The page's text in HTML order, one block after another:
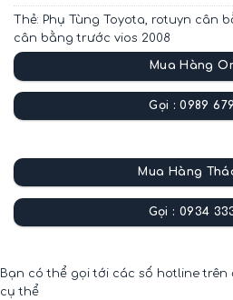
Thẻ: Phụ Tùng Toyota, rotuyn cân
cân bằng trước vios 2008
Mua Hàng
Gọi : 0989
Mua Hàng
Gọi : 0934
Bạn có thể gọi tới các số hotline
cụ thể